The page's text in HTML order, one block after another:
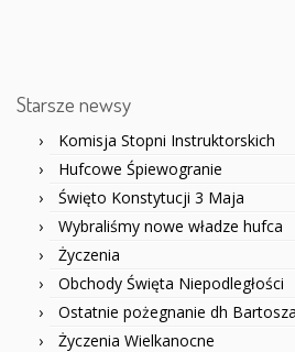
Starsze newsy
Komisja Stopni Instruktorskich
Hufcowe Śpiewogranie
Święto Konstytucji 3 Maja
Wybraliśmy nowe władze hufca
Życzenia
Obchody Święta Niepodległości
Ostatnie pożegnanie dh
Życzenia Wielkanocne